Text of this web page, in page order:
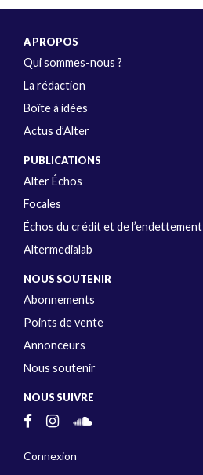
A PROPOS
Qui sommes-nous ?
La rédaction
Boîte à idées
Actus d’Alter
PUBLICATIONS
Alter Échos
Focales
Échos du crédit et de l’endettement
Altermedialab
NOUS SOUTENIR
Abonnements
Points de vente
Annonceurs
Nous soutenir
NOUS SUIVRE
Connexion